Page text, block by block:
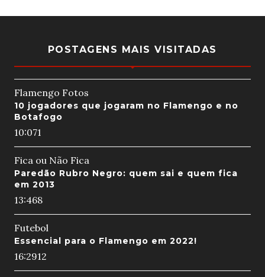
POSTAGENS MAIS VISITADAS
Flamengo Fotos
10 jogadores que jogaram no Flamengo e no
Botafogo
10:071
Fica ou Não Fica
Paredão Rubro Negro: quem sai e quem fica
em 2013
13:468
Futebol
Essencial para o Flamengo em 2022!
16:2912